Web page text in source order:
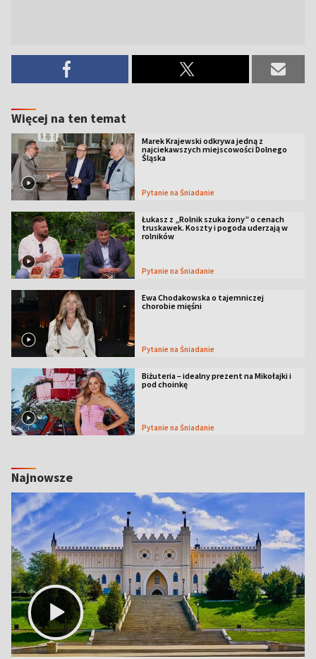
Więcej na ten temat
Marek Krajewski odkrywa jedną z
najciekawszych miejscowości Dolnego
Śląska
Pytanie na Śniadanie
Łukasz z „Rolnik szuka żony” o cenach
truskawek. Koszty i pogoda uderzają w
rolników
Pytanie na Śniadanie
Ewa Chodakowska o tajemniczej
chorobie mięśni
Pytanie na Śniadanie
Biżuteria – idealny prezent na Mikołajki i
pod choinkę
Pytanie na Śniadanie
Najnowsze